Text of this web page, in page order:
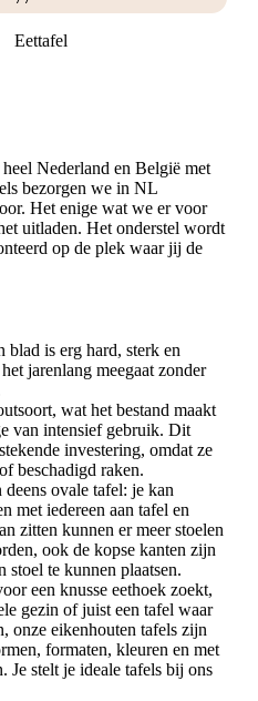
Eettafel
Nederland en België met
bezorgen we in NL
Het enige wat we er voor
uitladen. Het onderstel wordt
op de plek waar jij de
blad is erg hard, sterk en
jarenlang meegaat zonder
wat het bestand maakt
van intensief gebruik. Dit
investering, omdat ze
beschadigd raken.
ovale tafel: je kan
met iedereen aan tafel en
zitten kunnen er meer stoelen
ook de kopse kanten zijn
stoel te kunnen plaatsen.
een knusse eethoek zoekt,
gezin of juist een tafel waar
onze eikenhouten tafels zijn
formaten, kleuren en met
Je stelt je ideale tafels bij ons